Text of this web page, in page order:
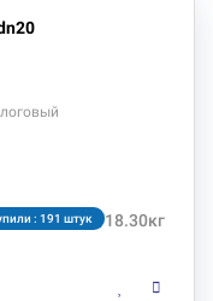
18.30кг
: 191 штук